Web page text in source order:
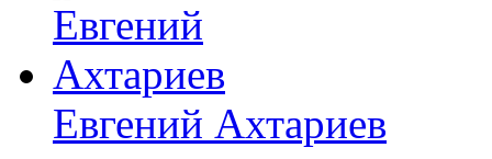
Евгений Ахтариев